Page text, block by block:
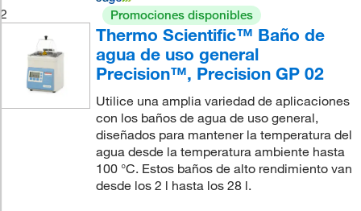
2 Promociones disponibles
Thermo Scientific™ Baño de
agua de uso general
Precision™, Precision GP 02
Utilice una amplia variedad de aplicaciones
con los baños de agua de uso general,
diseñados para mantener la temperatura del
agua desde la temperatura ambiente hasta
100 °C. Estos baños de alto rendimiento van
desde los 2 l hasta los 28 l.